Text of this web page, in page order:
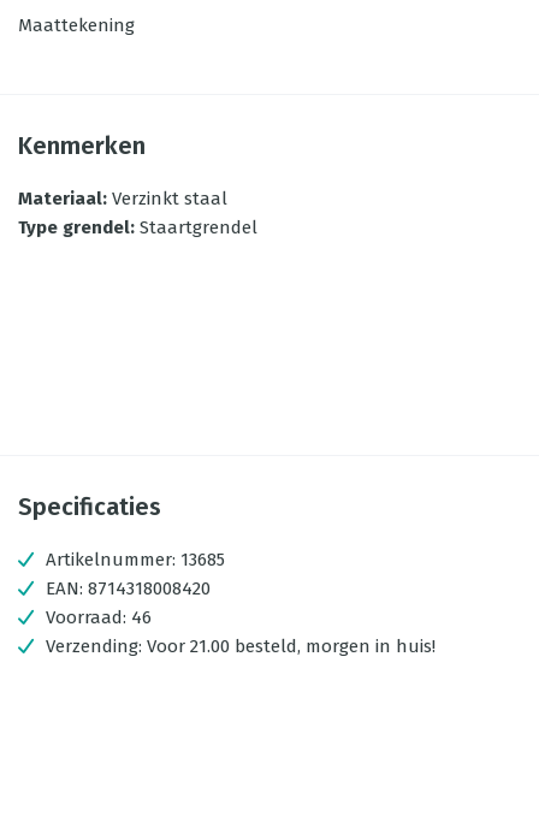
Maattekening
Kenmerken
Materiaal: Verzinkt staal
Type grendel: Staartgrendel
Specificaties
Artikelnummer: 13685
EAN: 8714318008420
Voorraad: 46
Verzending: Voor 21.00 besteld, morgen in huis!